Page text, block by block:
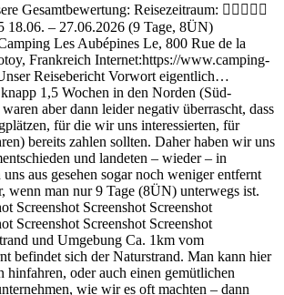
Gesamtbewertung: Reisezeitraum: 
18.06. – 27.06.2026 (9 Tage, 8ÜN)
Les Aubépines Le, 800 Rue de la
Frankreich Internet:https://www.camping-
Reisebericht Vorwort eigentlich…
1,5 Wochen in den Norden (Süd-
aber dann leider negativ überrascht, dass
für die wir uns interessierten, für
bereits zahlen sollten. Daher haben wir uns
und landeten – wieder – in
aus gesehen sogar noch weniger entfernt
wenn man nur 9 Tage (8ÜN) unterwegs ist.
Screenshot Screenshot Screenshot
Screenshot Screenshot Screenshot
und Umgebung Ca. 1km vom
befindet sich der Naturstrand. Man kann hier
hinfahren, oder auch einen gemütlichen
wie wir es oft machten – dann